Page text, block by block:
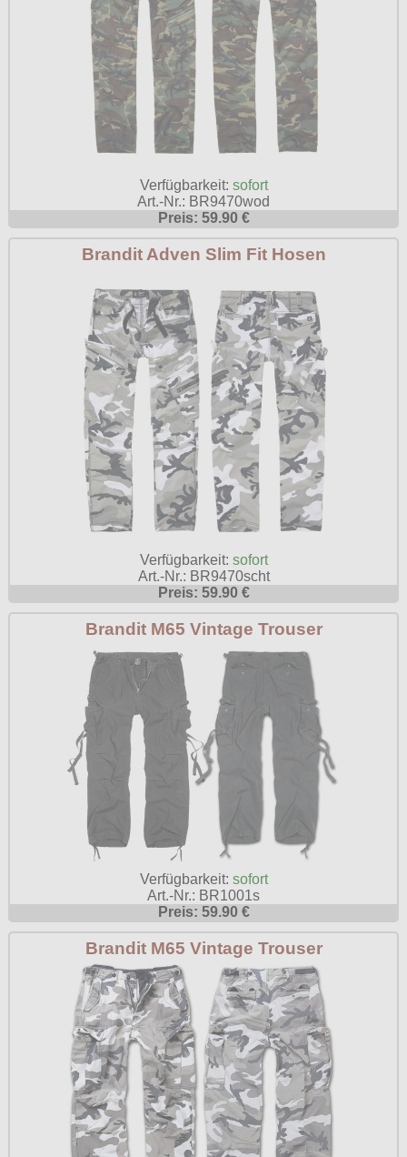
Verfügbarkeit: sofort
Art.-Nr.: BR9470wod
Preis: 59.90 €
Brandit Adven Slim Fit Hosen
Verfügbarkeit: sofort
Art.-Nr.: BR9470scht
Preis: 59.90 €
Brandit M65 Vintage Trouser
Verfügbarkeit: sofort
Art.-Nr.: BR1001s
Preis: 59.90 €
Brandit M65 Vintage Trouser